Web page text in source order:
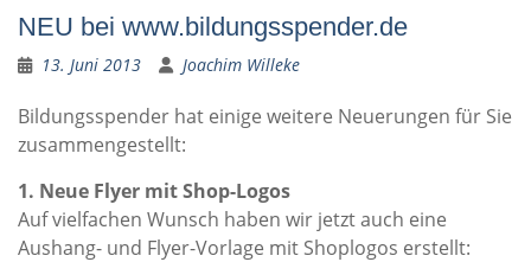
NEU bei www.bildungsspender.de
13. Juni 2013 Joachim Willeke
Bildungsspender hat einige weitere Neuerungen für Sie
zusammengestellt:
1. Neue Flyer mit Shop-Logos
Auf vielfachen Wunsch haben wir jetzt auch eine
Aushang- und Flyer-Vorlage mit Shoplogos erstellt: